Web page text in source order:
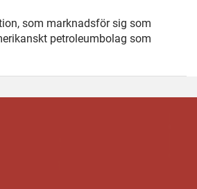
som marknadsför sig som
petroleumbolag som